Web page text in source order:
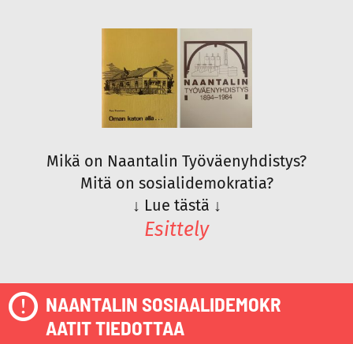
Mikä on Naantalin Työväenyhdistys?
Mitä on sosialidemokratia?
↓ Lue tästä ↓
Esittely
NAANTALIN SOSIAALIDEMOKR
AATIT TIEDOTTAA